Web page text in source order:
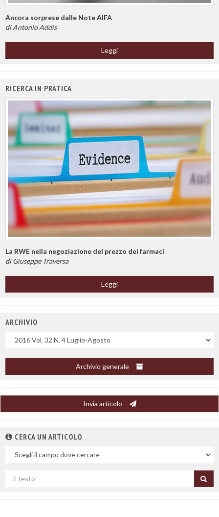
Ancora sorprese dalle Note AIFA
di Antonio Addis
Leggi
RICERCA IN PRATICA
La RWE nella negoziazione del prezzo dei farmaci
di Giuseppe Traversa
Leggi
ARCHIVIO
Uscite
Archivio generale
Invia articolo
CERCA UN ARTICOLO
Nel
Cerca